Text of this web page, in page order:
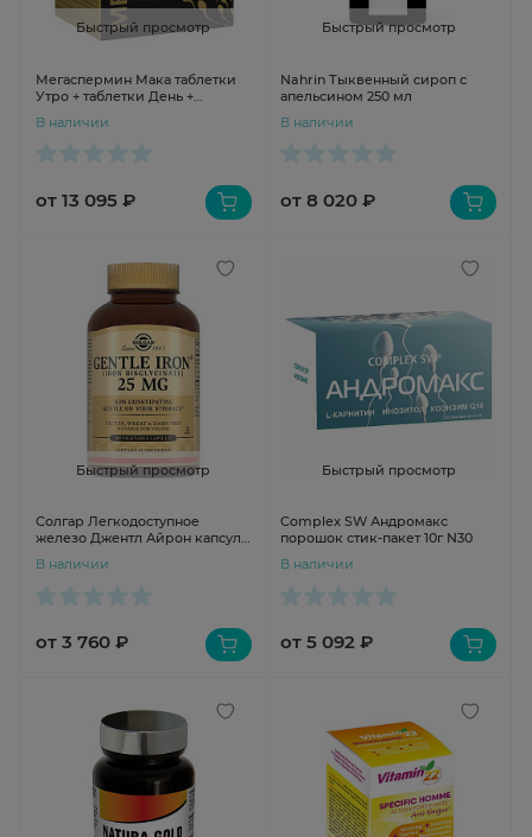
Быстрый просмотр
Мегаспермин Мака таблетки
Утро + таблетки День +
В наличии
от 13 095 ₽
Быстрый просмотр
Nahrin Тыквенный сироп с
апельсином 250 мл
В наличии
от 8 020 ₽
Быстрый просмотр
Солгар Легкодоступное
железо Джентл Айрон капсулы
В наличии
от 3 760 ₽
Быстрый просмотр
Complex SW Андромакс
порошок стик-пакет 10г N30
В наличии
от 5 092 ₽